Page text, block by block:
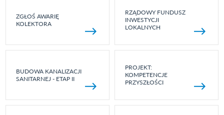
ZGŁOŚ AWARIĘ
KOLEKTORA
RZĄDOWY FUNDUSZ
INWESTYCJI
LOKALNYCH
BUDOWA KANALIZACJI
SANITARNEJ - ETAP II
PROJEKT:
KOMPETENCJE
PRZYSZŁOŚCI